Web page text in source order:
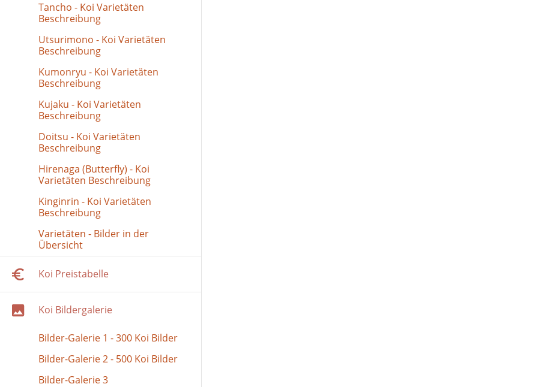
Tancho - Koi Varietäten
Beschreibung
Utsurimono - Koi Varietäten
Beschreibung
Kumonryu - Koi Varietäten
Beschreibung
Kujaku - Koi Varietäten
Beschreibung
Doitsu - Koi Varietäten
Beschreibung
Hirenaga (Butterfly) - Koi
Varietäten Beschreibung
Kinginrin - Koi Varietäten
Beschreibung
Varietäten - Bilder in der
Übersicht
Koi Preistabelle
Koi Bildergalerie
Bilder-Galerie 1 - 300 Koi Bilder
Bilder-Galerie 2 - 500 Koi Bilder
Bilder-Galerie 3